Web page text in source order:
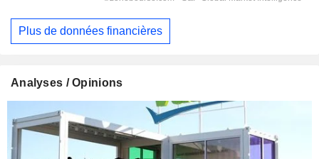
Plus de données financières
Analyses / Opinions